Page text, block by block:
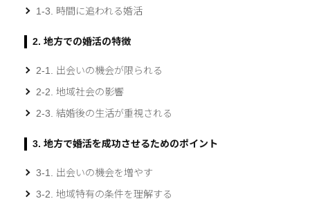
1-3. 時間に追われる婚活
2. 地方での婚活の特徴
2-1. 出会いの機会が限られる
2-2. 地域社会の影響
2-3. 結婚後の生活が重視される
3. 地方で婚活を成功させるためのポイント
3-1. 出会いの機会を増やす
3-2. 地域特有の条件を理解する